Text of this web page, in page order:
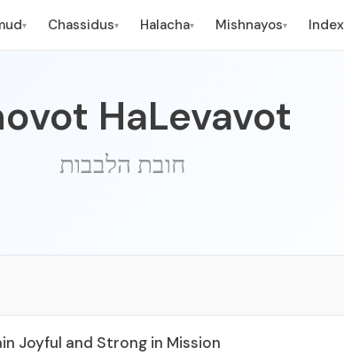
▾ Chassidus▾ Halacha▾ Mishnayos▾ Index
HaLevavot
חובת הלבבות
Joyful and Strong in Mission